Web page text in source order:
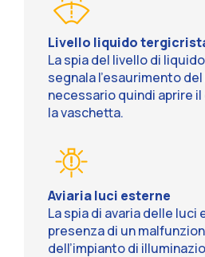
Livello liquido
La spia del livello di
segnala l’esaurimento
necessario quindi aprire
la vaschetta.
Aviaria luci esterne
La spia di avaria delle luci
presenza di un
dell’impianto di